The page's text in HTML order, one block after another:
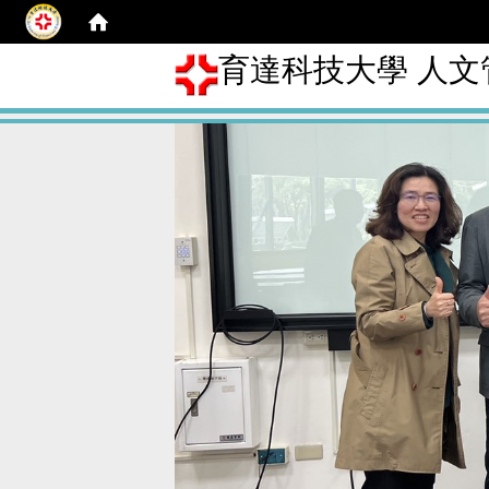
育達科技大學 人